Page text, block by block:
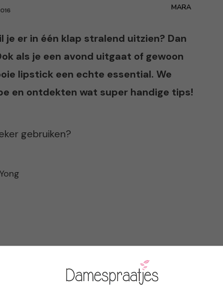
MARA
je er in één klap stralend uitzien? Dan
als je een avond uitgaat of gewoon
lipstick een echte essential. We
en ontdekten wat super handige tips!
gebruiken?